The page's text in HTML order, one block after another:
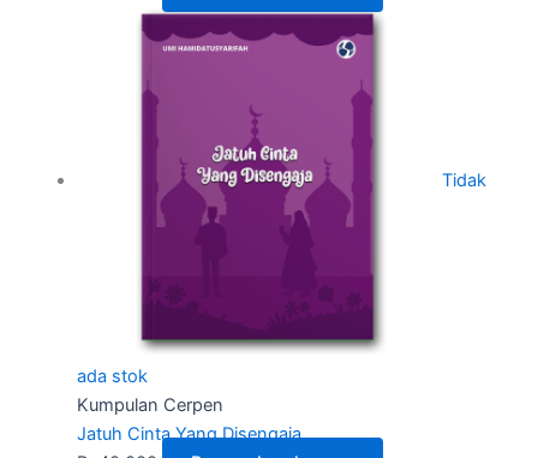
Tidak
ada stok
Kumpulan Cerpen
Jatuh Cinta Yang Disengaja